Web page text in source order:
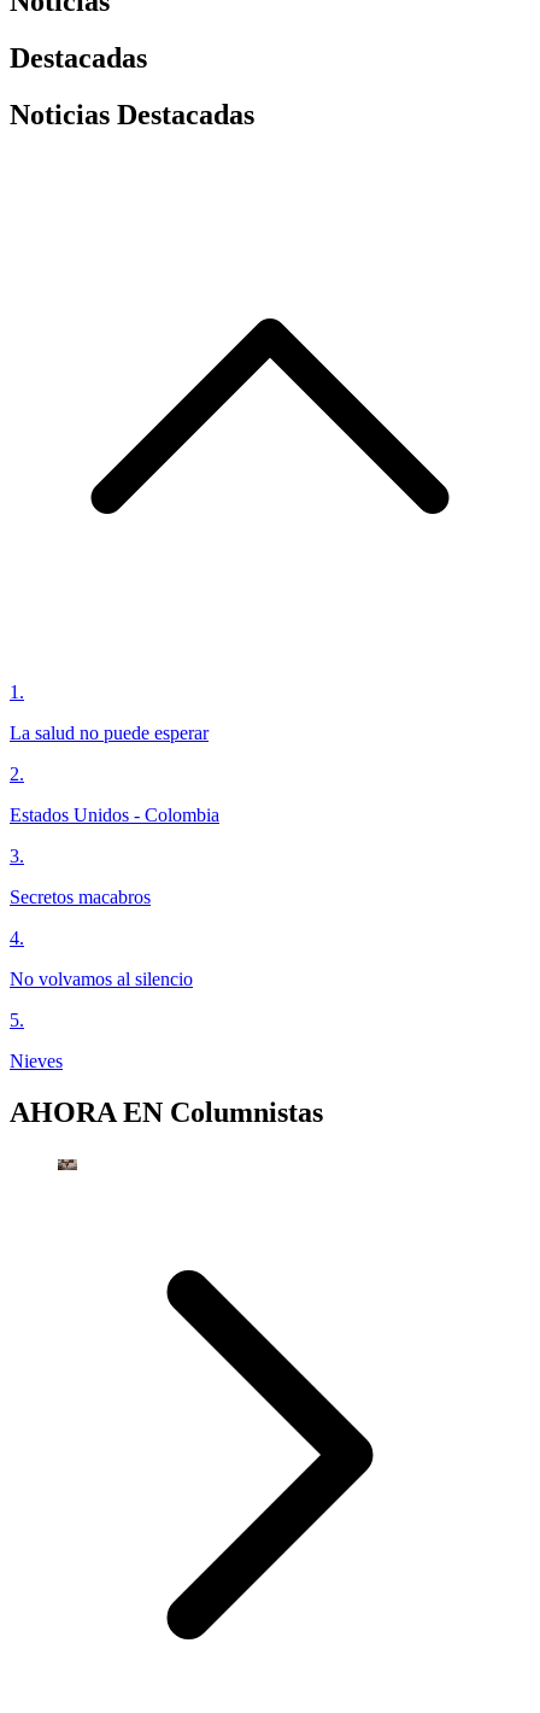
Destacadas
Noticias Destacadas
1 .
La salud no puede esperar
2.
Estados Unidos - Colombia
3.
Secretos macabros
4.
No volvamos al silencio
5.
Nieves
AHORA EN Columnistas